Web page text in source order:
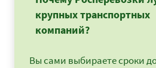
крупных транспортных
компаний?
Вы сами выбираете сроки